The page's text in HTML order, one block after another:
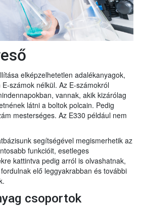
elképzelhetetlen adalékanyagok,
számok nélkül. Az E-számokról
vannak, akik kizárólag
látni a boltok polcain. Pedig
mesterséges. Az E330 például nem
segítségével megismerhetik az
funkcióit, esetleges
kattintva pedig arról is olvashatnak,
elő leggyakrabban és további
csoportok